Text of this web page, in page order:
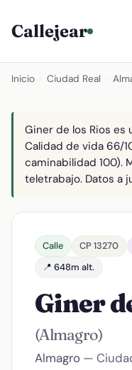
Callejear
Inicio Ciudad Real
Giner de los Rios es
Calidad de vida 66/
caminabilidad 100).
teletrabajo. Datos a
Calle CP 13270
📍 648m alt.
Giner
(Almagro)
Almagro —